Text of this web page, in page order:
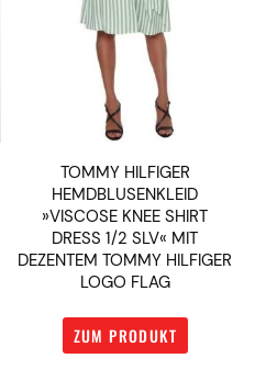
TOMMY HILFIGER
HEMDBLUSENKLEID
»VISCOSE KNEE SHIRT
DRESS 1/2 SLV« MIT
DEZENTEM TOMMY HILFIGER
LOGO FLAG
ZUM PRODUKT